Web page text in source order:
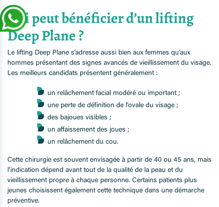
Qui peut bénéficier d’un lifting
Deep Plane ?
Le lifting Deep Plane s’adresse aussi bien aux femmes qu’aux
hommes présentant des signes avancés de vieillissement du visage.
Les meilleurs candidats présentent généralement :
un relâchement facial modéré ou important ;
une perte de définition de l’ovale du visage ;
des bajoues visibles ;
un affaissement des joues ;
un relâchement du cou.
Cette chirurgie est souvent envisagée à partir de 40 ou 45 ans, mais
l’indication dépend avant tout de la qualité de la peau et du
vieillissement propre à chaque personne. Certains patients plus
jeunes choisissent également cette technique dans une démarche
préventive.